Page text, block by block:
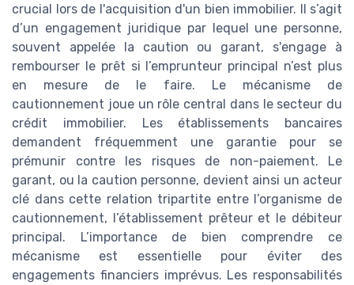
crucial lors de l'acquisition d'un bien immobilier. Il s’agit
d’un engagement juridique par lequel une personne,
souvent appelée la caution ou garant, s'engage à
rembourser le prêt si l’emprunteur principal n’est plus
en mesure de le faire. Le mécanisme de
cautionnement joue un rôle central dans le secteur du
crédit immobilier. Les établissements bancaires
demandent fréquemment une garantie pour se
prémunir contre les risques de non-paiement. Le
garant, ou la caution personne, devient ainsi un acteur
clé dans cette relation tripartite entre l’organisme de
cautionnement, l’établissement prêteur et le débiteur
principal. L’importance de bien comprendre ce
mécanisme est essentielle pour éviter des
engagements financiers imprévus. Les responsabilités